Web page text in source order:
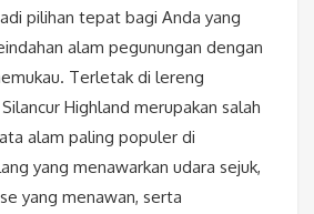
pilihan tepat bagi Anda yang
alam pegunungan dengan
Terletak di lereng
Highland merupakan salah
alam paling populer di
yang menawarkan udara sejuk,
yang menawan, serta